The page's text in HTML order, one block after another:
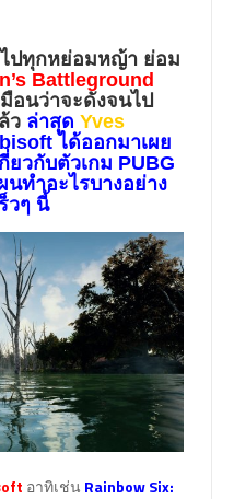
ไปทุกหย่อมหญ้า ย่อม
Battleground
อนว่าจะดังจนไป
ว ล่าสุด Yves
ได้ออกมาเผย
ยวกับตัวเกม PUBG
ทำอะไรบางอย่าง
วๆ นี้
อาทิเช่น Rainbow Six: